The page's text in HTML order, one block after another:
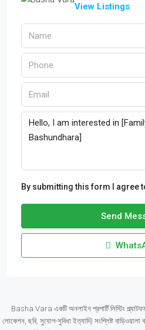
View Listings
By submitting this form I agree
Send
Basha Vara একটি অনলাইন প্রপার্টি লিস্টিং
লোকেশন, ছবি, সুযোগ-সুবিধা ইত্যাদি) সংশ্লিষ্ট